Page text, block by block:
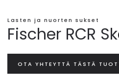
Lasten ja nuorten sukset
Fischer RCR
OTA YHTEYTTÄ TÄSTÄ